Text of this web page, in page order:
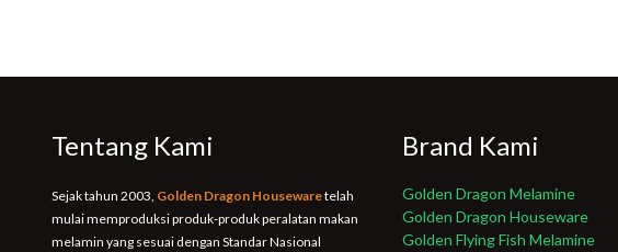
Tentang Kami
Sejak tahun 2003, Golden Dragon Housewaretelah
mulai memproduksi produk-produk peralatan makan
melamin yang sesuai dengan Standar Nasional
Brand Kami
Golden Dragon Melamine
Golden Dragon Houseware
Golden Flying Fish Melamine